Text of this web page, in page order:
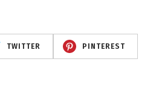
TWITTER PINTEREST